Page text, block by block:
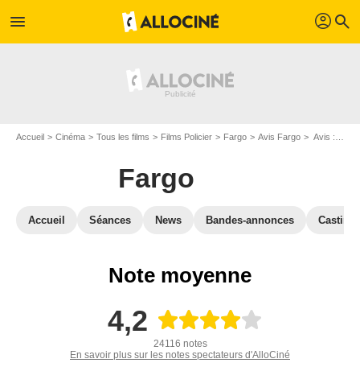
menu profil search
Accueil Cinéma Tous les films Films Policier Fargo Avis Fargo Avis : Fargo - Page 6
Fargo
Accueil Séances News Bandes-annonces Casting
Note moyenne
4,2
24116 notes
En savoir plus sur les notes spectateurs d'AlloCiné